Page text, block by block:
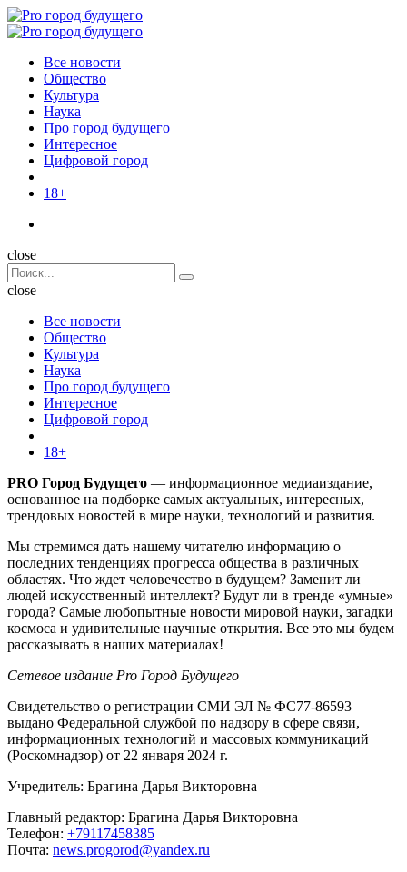
Menu
Поиск
Menu
Pro
Все новости
Общество
Культура
Наука
Про город будущего
Интересное
Цифровой город
18+
Поиск
close
Search
for:
Поиск
close
Все новости
Общество
Культура
Наука
Про город будущего
Интересное
Цифровой город
18+
PRO Город Будущего — информационное медиаиздание,
основанное на подборке самых актуальных, интересных,
трендовых новостей в мире науки, технологий и развития.
Мы стремимся дать нашему читателю информацию о
последних тенденциях прогресса общества в различных
областях. Что ждет человечество в будущем? Заменит ли
людей искусственный интеллект? Будут ли в тренде «умные»
города? Самые любопытные новости мировой науки, загадки
космоса и удивительные научные открытия. Все это мы будем
рассказывать в наших материалах!
Сетевое издание Pro Город Будущего
Свидетельство о регистрации СМИ ЭЛ № ФС77-86593
выдано Федеральной службой по надзору в сфере связи,
информационных технологий и массовых коммуникаций
(Роскомнадзор) от 22 января 2024 г.
Учредитель: Брагина Дарья Викторовна
Главный редактор: Брагина Дарья Викторовна
Телефон: +79117458385
Почта: news.progorod@yandex.ru